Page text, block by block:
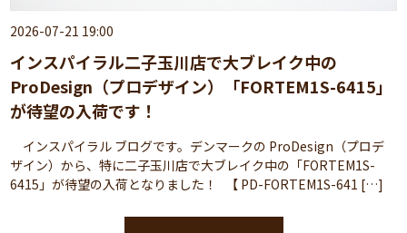
2026-07-21 19:00
インスパイラル二子玉川店で大ブレイク中の
ProDesign（プロデザイン）「FORTEM1S-6415」
が待望の入荷です！
インスパイラル ブログです。デンマークの ProDesign（プロデ
ザイン）から、特に二子玉川店で大ブレイク中の「FORTEM1S-
6415」が待望の入荷となりました！ 【 PD-FORTEM1S-641 […]